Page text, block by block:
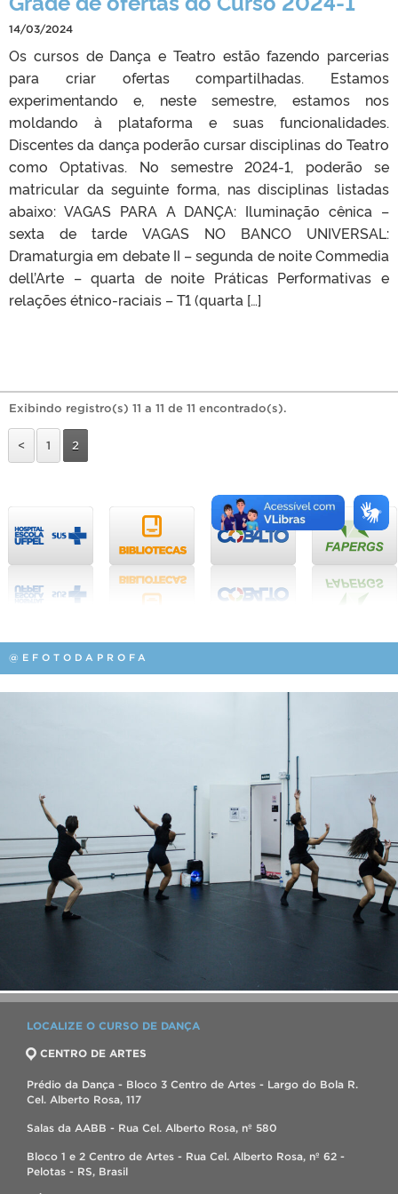
14/03/2024
Os cursos de Dança e Teatro estão fazendo parcerias
para criar ofertas compartilhadas. Estamos
experimentando e, neste semestre, estamos nos
moldando à plataforma e suas funcionalidades.
Discentes da dança poderão cursar disciplinas do Teatro
como Optativas. No semestre 2024-1, poderão se
matricular da seguinte forma, nas disciplinas listadas
abaixo: VAGAS PARA A DANÇA: Iluminação cênica –
sexta de tarde VAGAS NO BANCO UNIVERSAL:
Dramaturgia em debate II – segunda de noite Commedia
dell’Arte – quarta de noite Práticas Performativas e
relações étnico-raciais – T1 (quarta […]
Exibindo registro(s) 11 a 11 de 11 encontrado(s).
< 1 2
@EFOTODAPROFA
LOCALIZE O CURSO DE DANÇA
CENTRO DE ARTES
Prédio da Dança - Bloco 3 Centro de Artes - Largo do Bola R.
Cel. Alberto Rosa, 117
Salas da AABB - Rua Cel. Alberto Rosa, nº 580
Bloco 1 e 2 Centro de Artes - Rua Cel. Alberto Rosa, nº 62 -
Pelotas - RS, Brasil